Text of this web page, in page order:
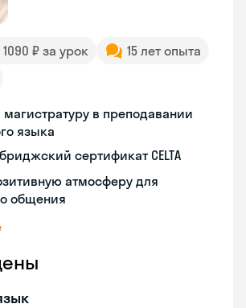
1090 ₽ за урок
15 лет опыта
магистратуру в преподавании
языка
сертификат CELTA
атмосферу для
общения